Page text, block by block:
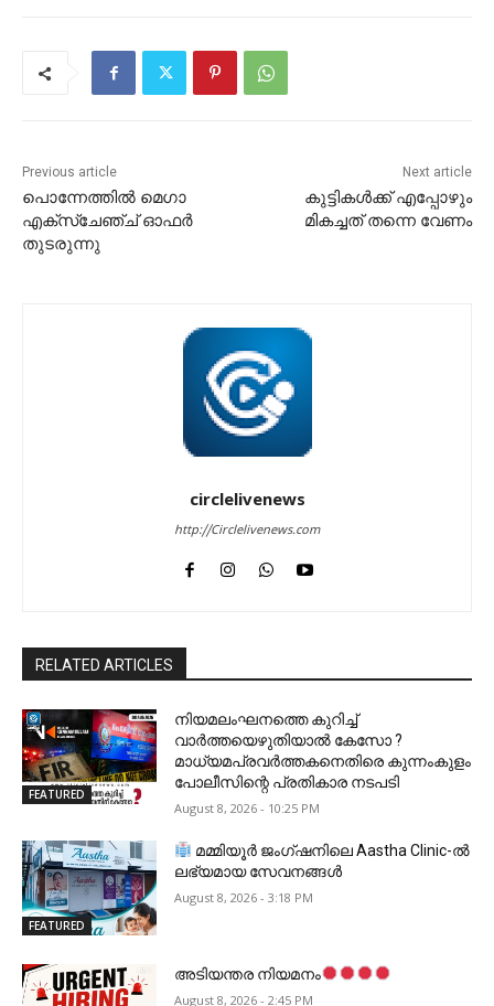
Previous article
പൊന്നേത്തിൽ മെഗാ
എക്സ്ചേഞ്ച് ഓഫർ
തുടരുന്നു
Next article
കുട്ടികൾക്ക് എപ്പോഴും
മികച്ചത് തന്നെ വേണം
circlelivenews
http://Circlelivenews.com
RELATED ARTICLES
FEATURED
നിയമലംഘനത്തെ കുറിച്ച്
വാർത്തയെഴുതിയാൽ കേസോ ?
മാധ്യമപ്രവർത്തകനെതിരെ കുന്നംകുളം
പോലീസിന്റെ പ്രതികാര നടപടി
August 8, 2026 - 10:25 PM
FEATURED
മമ്മിയൂർ ജംഗ്ഷനിലെ Aastha Clinic-ൽ
ലഭ്യമായ സേവനങ്ങൾ
August 8, 2026 - 3:18 PM
അടിയന്തര നിയമനം
August 8, 2026 - 2:45 PM